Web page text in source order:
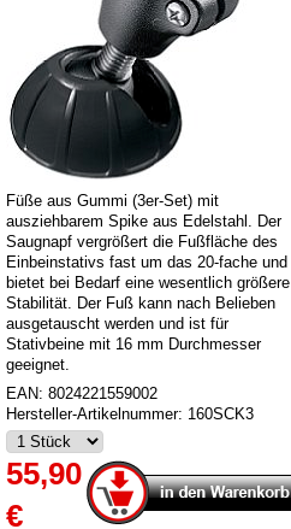
Füße aus Gummi (3er-Set) mit
ausziehbarem Spike aus Edelstahl. Der
Saugnapf vergrößert die Fußfläche des
Einbeinstativs fast um das 20-fache und
bietet bei Bedarf eine wesentlich größere
Stabilität. Der Fuß kann nach Belieben
ausgetauscht werden und ist für
Stativbeine mit 16 mm Durchmesser
geeignet.
EAN: 8024221559002
Hersteller-Artikelnummer: 160SCK3
55,90
€